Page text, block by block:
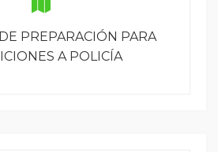
PREPARACIÓN PARA
A POLICÍA